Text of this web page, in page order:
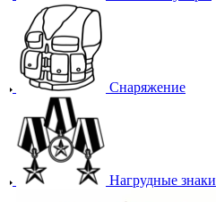
Снаряжение
Нагрудные знаки